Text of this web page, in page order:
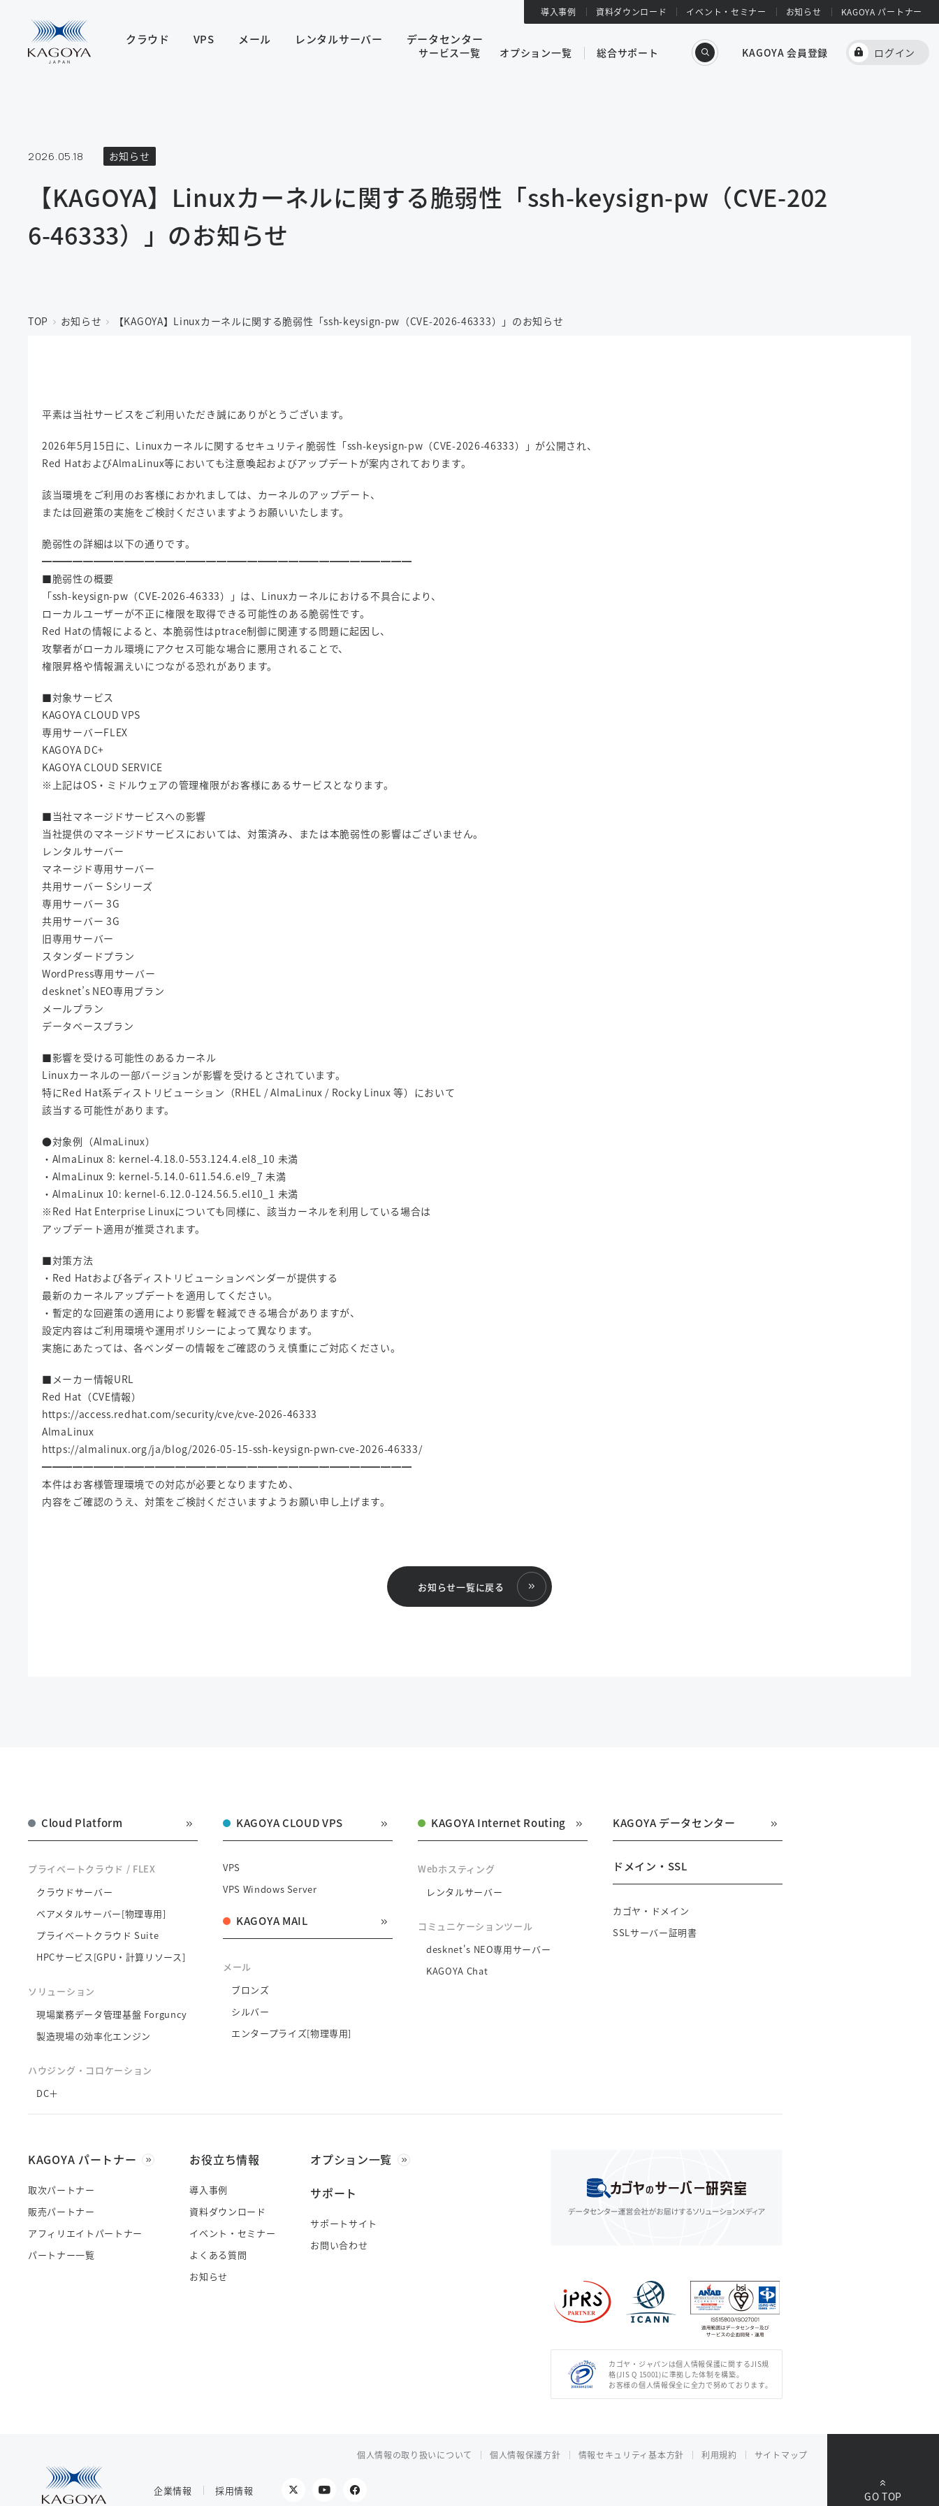
2026.05.18 お知らせ
【KAGOYA】Linuxカーネルに関する脆弱性「ssh-keysign-pw（CVE-202
6-46333）」のお知らせ
TOP お知らせ 【KAGOYA】Linuxカーネルに関する脆弱性「ssh-keysign-pw（CVE-2026-46333）」のお知らせ
平素は当社サービスをご利用いただき誠にありがとうございます。
2026年5月15日に、Linuxカーネルに関するセキュリティ脆弱性「ssh-keysign-pw（CVE-2026-46333）」が公開され、
Red HatおよびAlmaLinux等においても注意喚起およびアップデートが案内されております。
該当環境をご利用のお客様におかれましては、カーネルのアップデート、
または回避策の実施をご検討くださいますようお願いいたします。
脆弱性の詳細は以下の通りです。
━━━━━━━━━━━━━━━━━━━━━━━━━━━━━━━━━━━━
■脆弱性の概要
「ssh-keysign-pw（CVE-2026-46333）」は、Linuxカーネルにおける不具合により、
ローカルユーザーが不正に権限を取得できる可能性のある脆弱性です。
Red Hatの情報によると、本脆弱性はptrace制御に関連する問題に起因し、
攻撃者がローカル環境にアクセス可能な場合に悪用されることで、
権限昇格や情報漏えいにつながる恐れがあります。
■対象サービス
KAGOYA CLOUD VPS
専用サーバーFLEX
KAGOYA DC+
KAGOYA CLOUD SERVICE
※上記はOS・ミドルウェアの管理権限がお客様にあるサービスとなります。
■当社マネージドサービスへの影響
当社提供のマネージドサービスにおいては、対策済み、または本脆弱性の影響はございません。
レンタルサーバー
マネージド専用サーバー
共用サーバー Sシリーズ
専用サーバー 3G
共用サーバー 3G
旧専用サーバー
スタンダードプラン
WordPress専用サーバー
desknet’s NEO専用プラン
メールプラン
データベースプラン
■影響を受ける可能性のあるカーネル
Linuxカーネルの一部バージョンが影響を受けるとされています。
特にRed Hat系ディストリビューション（RHEL / AlmaLinux / Rocky Linux 等）において
該当する可能性があります。
●対象例（AlmaLinux）
・AlmaLinux 8: kernel-4.18.0-553.124.4.el8_10 未満
・AlmaLinux 9: kernel-5.14.0-611.54.6.el9_7 未満
・AlmaLinux 10: kernel-6.12.0-124.56.5.el10_1 未満
※Red Hat Enterprise Linuxについても同様に、該当カーネルを利用している場合は
アップデート適用が推奨されます。
■対策方法
・Red Hatおよび各ディストリビューションベンダーが提供する
最新のカーネルアップデートを適用してください。
・暫定的な回避策の適用により影響を軽減できる場合がありますが、
設定内容はご利用環境や運用ポリシーによって異なります。
実施にあたっては、各ベンダーの情報をご確認のうえ慎重にご対応ください。
■メーカー情報URL
Red Hat（CVE情報）
https://access.redhat.com/security/cve/cve-2026-46333
AlmaLinux
https://almalinux.org/ja/blog/2026-05-15-ssh-keysign-pwn-cve-2026-46333/
━━━━━━━━━━━━━━━━━━━━━━━━━━━━━━━━━━━━
本件はお客様管理環境での対応が必要となりますため、
内容をご確認のうえ、対策をご検討くださいますようお願い申し上げます。
お知らせ一覧に戻る
クラウド VPS メール レンタルサーバー データセンター
導入事例 資料ダウンロード イベント・セミナー お知らせ KAGOYA パートナー
サービス一覧 オプション一覧 総合サポート KAGOYA 会員登録 ログイン
Cloud Platform
プライベートクラウド / FLEX
クラウドサーバー
ベアメタルサーバー[物理専用]
プライベートクラウド Suite
HPCサービス[GPU・計算リソース]
ソリューション
現場業務データ管理基盤 Forguncy
製造現場の効率化エンジン
ハウジング・コロケーション
DC＋
KAGOYA CLOUD VPS
VPS
VPS Windows Server
KAGOYA MAIL
メール
ブロンズ
シルバー
エンタープライズ[物理専用]
KAGOYA Internet Routing
Webホスティング
レンタルサーバー
コミュニケーションツール
desknet's NEO専用サーバー
KAGOYA Chat
KAGOYA データセンター
ドメイン・SSL
カゴヤ・ドメイン
SSLサーバー証明書
KAGOYA パートナー
取次パートナー
販売パートナー
アフィリエイトパートナー
パートナー一覧
お役立ち情報
導入事例
資料ダウンロード
イベント・セミナー
よくある質問
お知らせ
オプション一覧
サポート
サポートサイト
お問い合わせ
カゴヤ・ジャパンは個人情報保護に関するJIS規
格(JIS Q 15001)に準拠した体制を構築。
お客様の個人情報保全に全力で努めております。
企業情報 採用情報
個人情報の取り扱いについて 個人情報保護方針 情報セキュリティ基本方針 利用規約 サイトマップ
GO TOP